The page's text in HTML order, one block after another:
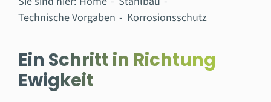
Technische Vorgaben
Korrosionsschutz
Ein Schritt in Richtung
Ewigkeit